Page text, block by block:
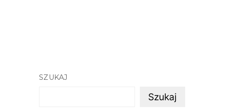
SZUKAJ
Szukaj